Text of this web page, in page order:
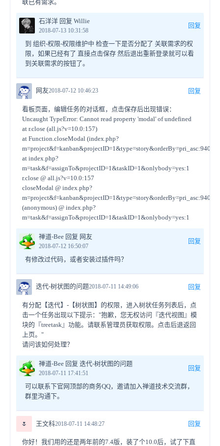
联已有需求。
石洋洋 回复 Willie
2018-07-13 10:31:58
回复
到 组织-权限-权限维护中 检查一下是否分配了 关联需求的权
限，如果已经有了 直接点击保存 然后退出重新登录就可以看
到关联需求的按钮了。
网友2018-07-12 10:46:23 回复
看板页面，编辑任务的对话框，点击保存后出现错误：
Uncaught TypeError: Cannot read property 'modal' of undefined
at r.close (all.js?v=10.0:157)
at Function.closeModal (index.php?
m=project&f=kanban&projectID=1&type=story&orderBy=pri_asc:940)
at index.php?
m=task&f=assignTo&projectID=1&taskID=1&onlybody=yes:1
r.close @ all.js?v=10.0:157
closeModal @ index.php?
m=project&f=kanban&projectID=1&type=story&orderBy=pri_asc:940
(anonymous) @ index.php?
m=task&f=assignTo&projectID=1&taskID=1&onlybody=yes:1
禅道-Bee 回复 网友
2018-07-12 16:50:07
回复
有修改过代码，或者安装过插件吗？
迭代-树状图的问题2018-07-11 14:49:06 回复
有分配【迭代】-【树状图】的权限，进入树状任务列表后，点
击一个任务出现以下提示："抱歉，您无权访问『迭代视图』模
块的『treetask』功能。请联系管理员获取权限。点击后退返回
上页。"
请问该如何处理？
禅道-Bee 回复 迭代-树状图的问题
2018-07-11 17:41:51
回复
可以联系下官网顶部的商务QQ，邀请加入禅道技术交流群，
群里沟通下。
🌷 王文科2018-07-11 14:48:27 回复
你好！我们用的还是两年前的7.4版，装了个10.0后，试了下直